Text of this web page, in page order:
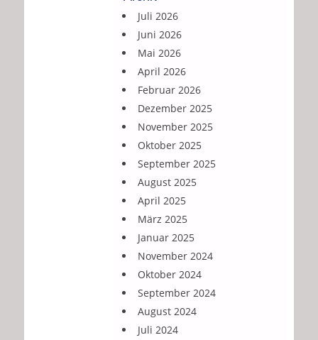
Juli 2026
Juni 2026
Mai 2026
April 2026
Februar 2026
Dezember 2025
November 2025
Oktober 2025
September 2025
August 2025
April 2025
März 2025
Januar 2025
November 2024
Oktober 2024
September 2024
August 2024
Juli 2024